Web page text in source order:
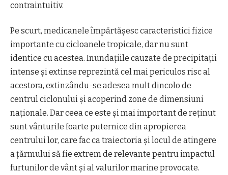
contraintuitiv.
Pe scurt, medicanele împărtășesc caracteristici fizice
importante cu cicloanele tropicale, dar nu sunt
identice cu acestea. Inundațiile cauzate de precipitații
intense și extinse reprezintă cel mai periculos risc al
acestora, extinzându-se adesea mult dincolo de
centrul ciclonului și acoperind zone de dimensiuni
naționale. Dar ceea ce este și mai important de reținut
sunt vânturile foarte puternice din apropierea
centrului lor, care fac ca traiectoria și locul de atingere
a țărmului să fie extrem de relevante pentru impactul
furtunilor de vânt și al valurilor marine provocate.